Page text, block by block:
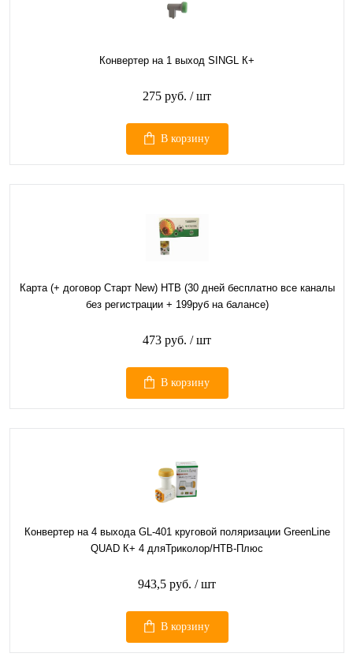
Конвертер на 1 выход SINGL К+
275 руб. / шт
В корзину
Карта (+ договор Старт New) НТВ (30 дней бесплатно все каналы
без регистрации + 199руб на балансе)
473 руб. / шт
В корзину
Конвертер на 4 выхода GL-401 круговой поляризации GreenLine
QUAD К+ 4 дляТриколор/НТВ-Плюс
943,5 руб. / шт
В корзину